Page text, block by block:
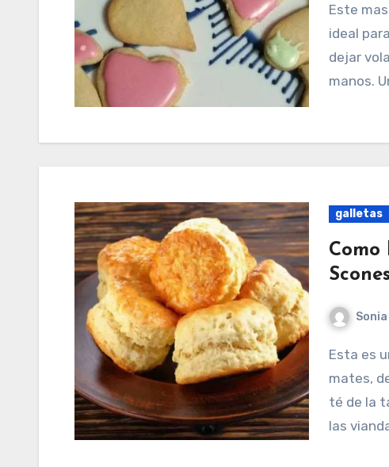
Este masitas o galletas son un clásico de la cocina,
ideal
dejar
manos.
galletas
Como
Sonia
Esta es una deliciosa receta para acompañar tus
mates,
té de la
las